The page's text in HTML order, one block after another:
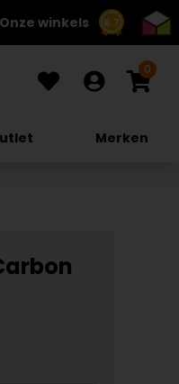
8.7
Onze winkels
0
Merken